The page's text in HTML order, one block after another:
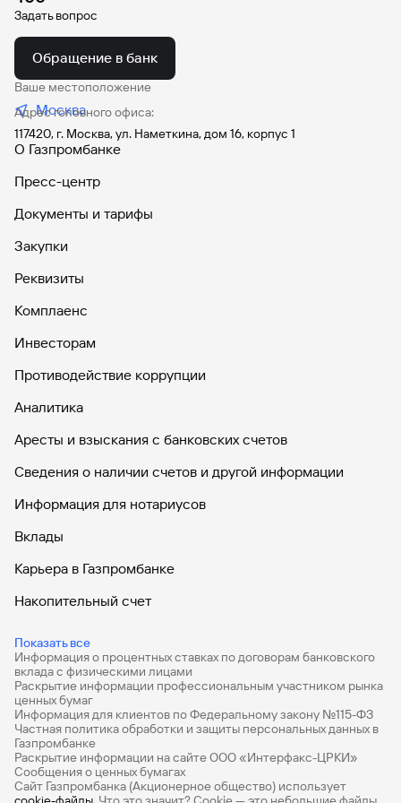
Дебетовая моментальная карта «Мир»-
JCB (архивная)
Умная дебетовая карта Visa Gold
Карта для автолюбителей «Автодрайв
Дебетовая карта #РодныеБлизко
Задать вопрос
Обращение в банк
Ваше местоположение
Москва
Адрес головного офиса:
117420, г. Москва, ул. Наметкина, дом 16, корпус 1
О Газпромбанке
Пресс-центр
Документы и тарифы
Закупки
Реквизиты
Комплаенс
Инвесторам
Противодействие коррупции
Аналитика
Аресты и взыскания с банковских счетов
Сведения о наличии счетов и другой информации
Информация для нотариусов
Вклады
Карьера в Газпромбанке
Накопительный счет
Показать все
Дебетовые карты с бесплатным обслуживанием
Все накопительные счета
Банковские вклады на 3 месяца
Вклады с высоким процентом
Калькулятор вкладов
Информация о процентных ставках по договорам банковского
вклада с физическими лицами
Раскрытие информации профессиональным участником рынка
ценных бумаг
Информация для клиентов по Федеральному закону №115-ФЗ
Частная политика обработки и защиты персональных данных в
Газпромбанке
Раскрытие информации на сайте ООО «Интерфакс-ЦРКИ»
Сообщения о ценных бумагах
Сайт Газпромбанка (Акционерное общество) использует